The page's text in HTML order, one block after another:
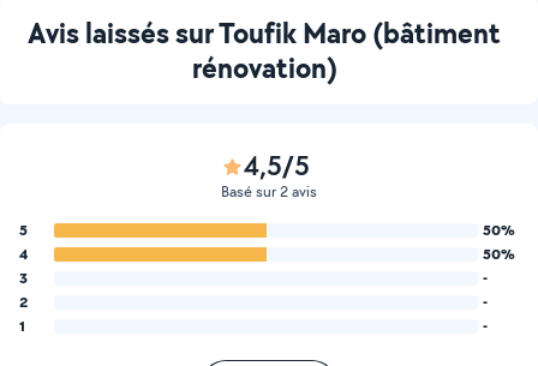
Avis laissés sur Toufik Maro (bâtiment
rénovation)
4,5/5
Basé sur 2 avis
5
50%
4
50%
3
-
2
-
1
-